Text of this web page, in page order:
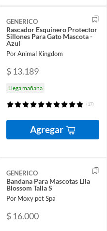
GENERICO
Rascador Esquinero Protector
Sillones Para Gato Mascota -
Azul
Por Animal Kingdom
$ 13.189
Llega mañana
(17)
Agregar
GENERICO
Bandana Para Mascotas Lila
Blossom Talla S
Por Moxy pet Spa
$ 16.000